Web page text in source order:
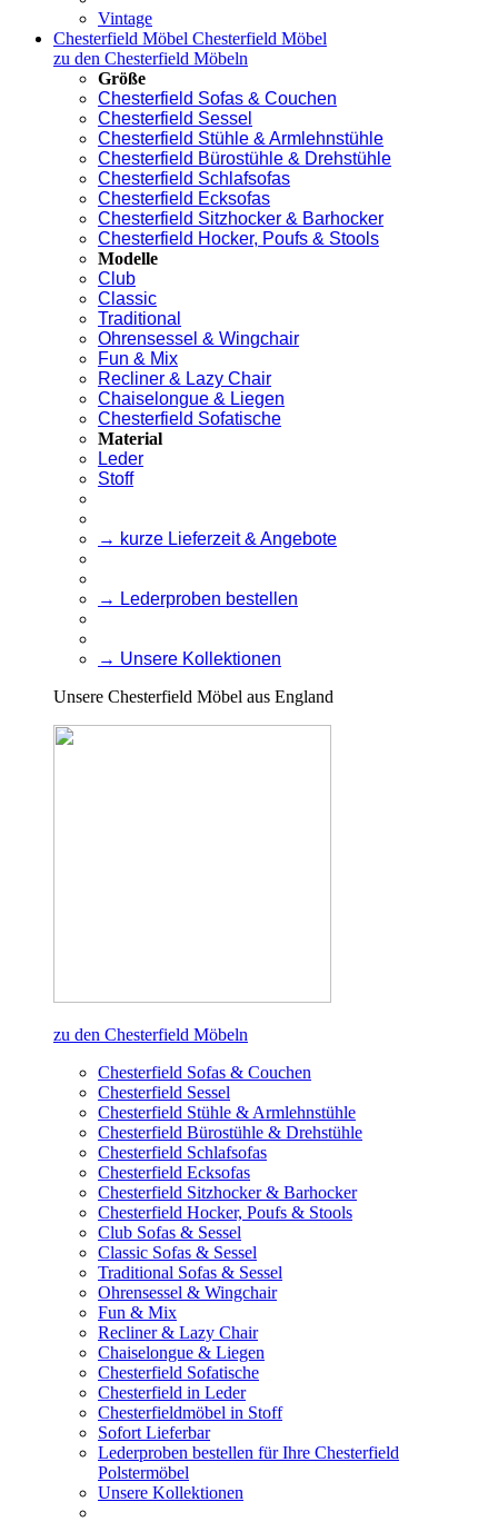
Vintage
Chesterfield Möbel Chesterfield Möbel
zu den Chesterfield Möbeln
Größe
Chesterfield Sofas & Couchen
Chesterfield Sessel
Chesterfield Stühle & Armlehnstühle
Chesterfield Bürostühle & Drehstühle
Chesterfield Schlafsofas
Chesterfield Ecksofas
Chesterfield Sitzhocker & Barhocker
Chesterfield Hocker, Poufs & Stools
Modelle
Club
Classic
Traditional
Ohrensessel & Wingchair
Fun & Mix
Recliner & Lazy Chair
Chaiselongue & Liegen
Chesterfield Sofatische
Material
Leder
Stoff
→ kurze Lieferzeit & Angebote
→ Lederproben bestellen
→ Unsere Kollektionen
Unsere Chesterfield Möbel aus England
zu den Chesterfield Möbeln
Chesterfield Sofas & Couchen
Chesterfield Sessel
Chesterfield Stühle & Armlehnstühle
Chesterfield Bürostühle & Drehstühle
Chesterfield Schlafsofas
Chesterfield Ecksofas
Chesterfield Sitzhocker & Barhocker
Chesterfield Hocker, Poufs & Stools
Club Sofas & Sessel
Classic Sofas & Sessel
Traditional Sofas & Sessel
Ohrensessel & Wingchair
Fun & Mix
Recliner & Lazy Chair
Chaiselongue & Liegen
Chesterfield Sofatische
Chesterfield in Leder
Chesterfieldmöbel in Stoff
Sofort Lieferbar
Lederproben bestellen für Ihre Chesterfield
Polstermöbel
Unsere Kollektionen